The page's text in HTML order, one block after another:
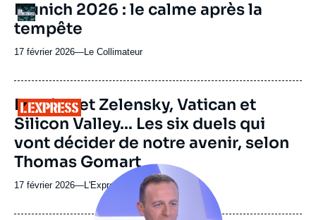
ou
Logo
URL
de
Spotify
Munich 2026 : le calme après la
tempête
17 février 2026—Nom
journal,
ou
émission
Le Collimateur
Logo
URL
de
Spotify
Poutine et Zelensky, Vatican et
Silicon Valley... Les six duels qui
vont décider de notre avenir, selon
Thomas Gomart
17 février 2026—Nom
journal,
L'Express
Image
principale
médiatique